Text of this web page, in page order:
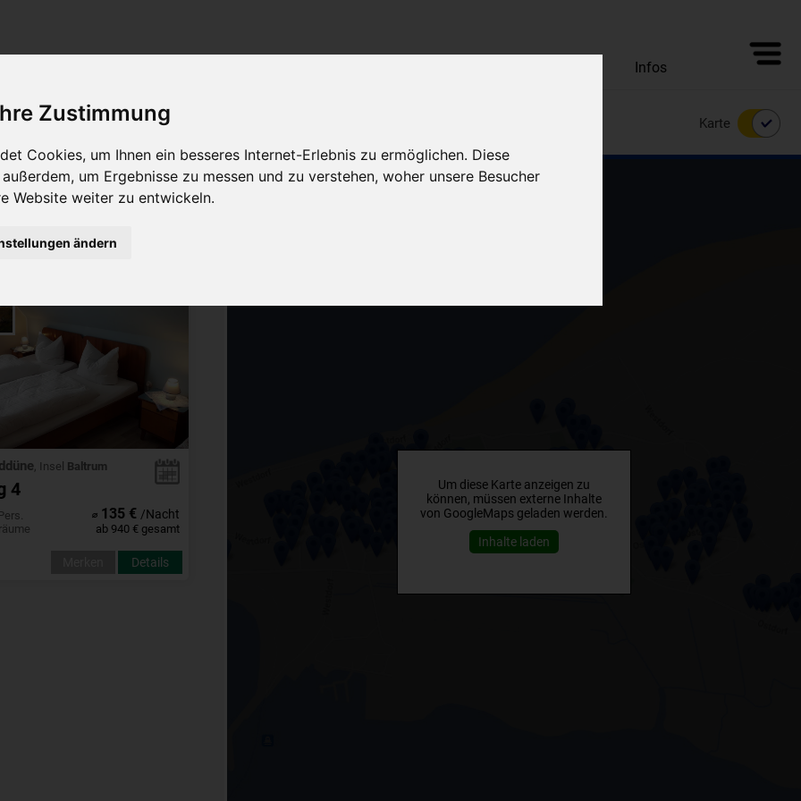
Zustimmung
Cookies, um Ihnen ein besseres Internet-Erlebnis zu ermöglichen. Diese
um Ergebnisse zu messen und zu verstehen, woher unsere Besucher
Website weiter zu entwickeln.
ändern
Infos
- 15.08.2026 Filter: Karte
, Insel Baltrum
4
⌀ 135 € /Nacht
ab 940 € gesamt
Details
Um diese Karte anzeigen zu
können, müssen externe Inhalte
von GoogleMaps geladen werden.
Inhalte laden